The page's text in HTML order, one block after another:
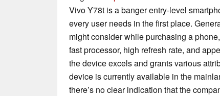
Vivo Y78t is a banger entry-level
every user needs in the first place.
might consider while purchasing a
fast processor, high refresh rate, and
the device excels and grants various
device is currently available in the
there’s no clear indication that the